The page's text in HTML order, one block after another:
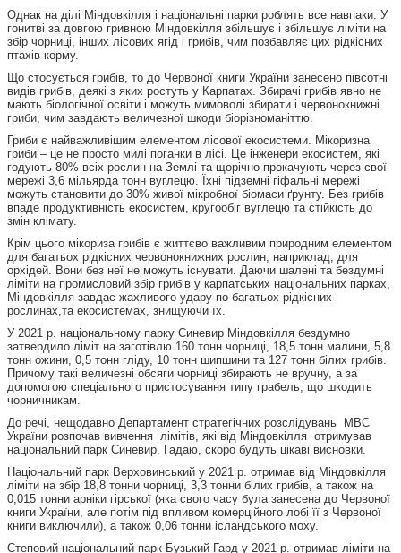
Однак на ділі Міндовкілля і національні парки роблять все навпаки. У
гонитві за довгою гривною Міндовкілля збільшує і збільшує ліміти на
збір чорниці, інших лісових ягід і грибів, чим позбавляє цих рідкісних
птахів корму.
Що стосується грибів, то до Червоної книги України занесено півсотні
видів грибів, деякі з яких ростуть у Карпатах. Збирачі грибів явно не
мають біологічної освіти і можуть мимоволі збирати і червонокнижні
гриби, чим завдають величезної шкоди біорізноманіттю.
Гриби є найважливішим елементом лісової екосистеми. Мікоризна
гриби – це не просто милі поганки в лісі. Це інженери екосистем, які
годують 80% всіх рослин на Землі та щорічно прокачують через свої
мережі 3,6 мільярда тонн вуглецю. Їхні підземні гіфальні мережі
можуть становити до 30% живої мікробної біомаси ґрунту. Без грибів
впаде продуктивність екосистем, кругообіг вуглецю та стійкість до
змін клімату.
Крім цього мікориза грибів є життєво важливим природним елементом
для багатьох рідкісних червонокнижних рослин, наприклад, для
орхідей. Вони без неї не можуть існувати. Даючи шалені та бездумні
ліміти на промисловий збір грибів у карпатських національних парках,
Міндовкілля завдає жахливого удару по багатьох рідкісних
рослинах,та екосистемах, знищуючи їх.
У 2021 р. національному парку Синевир Міндовкілля бездумно
затвердило ліміт на заготівлю 160 тонн чорниці, 18,5 тонн малини, 5,8
тонн ожини, 0,5 тонн гліду, 10 тонн шипшини та 127 тонн білих грибів.
Причому такі величезні обсяги чорниці збирають не вручну, а за
допомогою спеціального пристосування типу грабель, що шкодить
чорничникам.
До речі, нещодавно Департамент стратегічних розслідувань МВС
України розпочав вивчення лімітів, які від Міндовкілля отримував
національний парк Синевир. Гадаю, скоро будуть цікаві висновки.
Національний парк Верховинський у 2021 р. отримав від Міндовкілля
ліміти на збір 18,8 тонни чорниці, 3,3 тонни білих грибів, а також на
0,015 тонни арніки гірської (яка свого часу була занесена до Червоної
книги України, але потім під впливом комерційного лобі її з Червоної
книги виключили), а також 0,06 тонни ісландського моху.
Степовий національний парк Бузький Гард у 2021 р. отримав ліміти на